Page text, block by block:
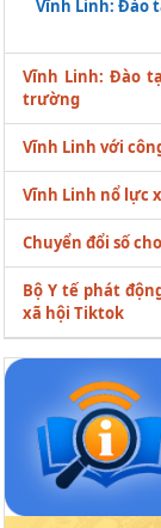
Vĩnh Linh: Đào
Vĩnh Linh: Đào
trường
Vĩnh Linh với
Vĩnh Linh nổ lực
Chuyển đổi số
Bộ Y tế phát
xã hội Tiktok